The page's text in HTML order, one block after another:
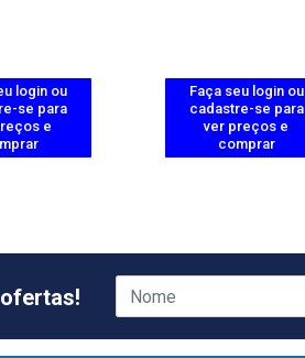
login ou
se para
e
Faça seu login ou
cadastre-se para
ver preços e
comprar